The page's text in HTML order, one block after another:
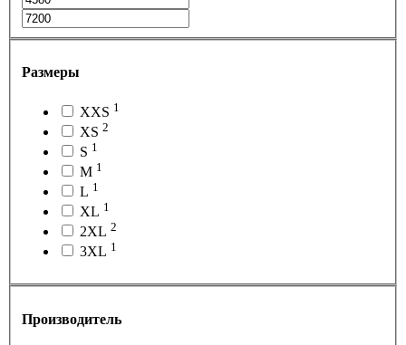
Размеры
XXS 1
XS 2
S 1
M 1
L 1
XL 1
2XL 2
3XL 1
Производитель